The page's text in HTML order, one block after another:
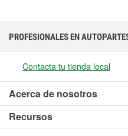
PROFESIONALES EN
Contacta tu tienda local
Acerca de nosotros
Recursos